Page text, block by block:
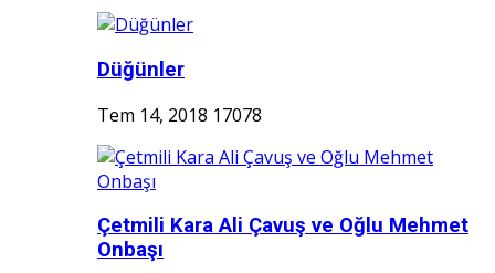
Düğünler
Tem 14, 2018 17078
Çetmili Kara Ali Çavuş ve Oğlu Mehmet
Onbaşı